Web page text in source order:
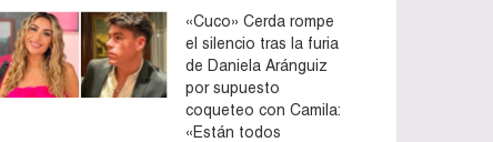
«Cuco» Cerda rompe
el silencio tras la furia
de Daniela Aránguiz
por supuesto
coqueteo con Camila:
«Están todos